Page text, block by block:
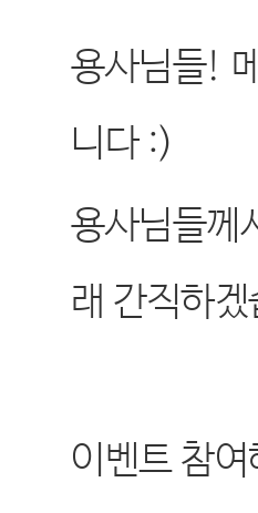
용사님들!
니다:)
용사님들께
래 간직하
이벤트 참